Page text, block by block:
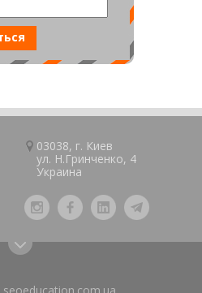
03038, г. Киев
ул. Н.Гринченко, 4
Украина
seoeducation.com.ua